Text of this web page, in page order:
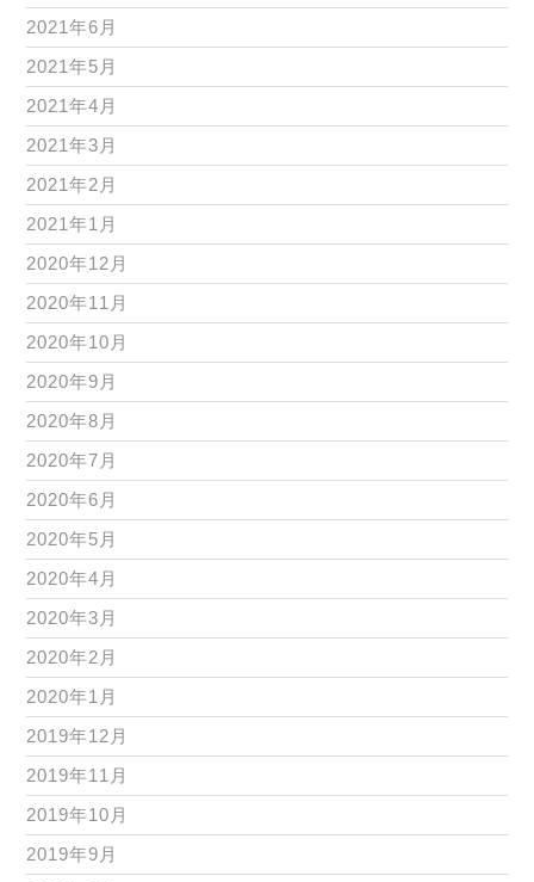
2021年6月
2021年5月
2021年4月
2021年3月
2021年2月
2021年1月
2020年12月
2020年11月
2020年10月
2020年9月
2020年8月
2020年7月
2020年6月
2020年5月
2020年4月
2020年3月
2020年2月
2020年1月
2019年12月
2019年11月
2019年10月
2019年9月